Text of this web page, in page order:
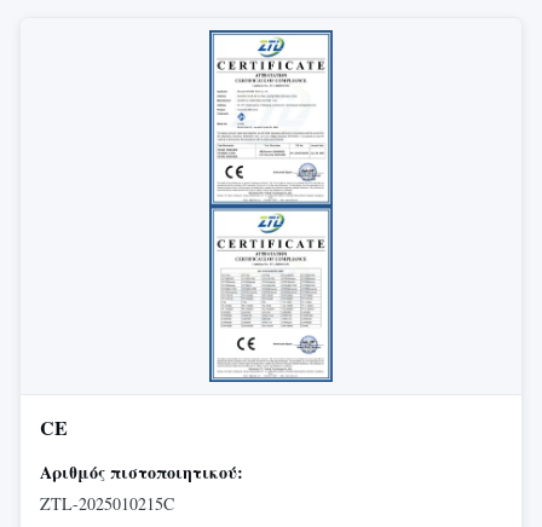
CE
Αριθμός πιστοποιητικού:
ZTL-2025010215C